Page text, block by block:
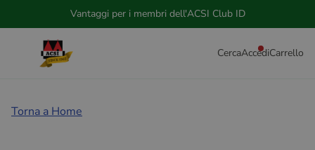
Ordini rapidi e semplici
CercaAccediCarrello
Torna a Home